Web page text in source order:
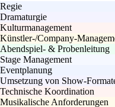
Regie
Dramaturgie
Kulturmanagement
Künstler-/Company-
Abendspiel- & Probenleitung
Stage Management
Eventplanung
Umsetzung von Show-
Technische Koordination
Musikalische Anforderungen